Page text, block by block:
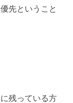
先ということ
残っている方